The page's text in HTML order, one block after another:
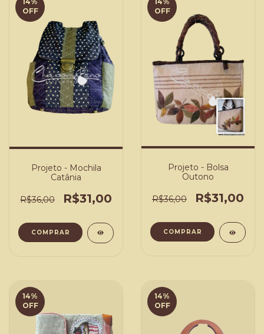
OFF
Projeto - Mochila
Catânia
R$36,00 R$31,00
COMPRAR
OFF
Projeto - Bolsa
Outono
R$36,00 R$31,00
COMPRAR
14%
OFF
14%
OFF